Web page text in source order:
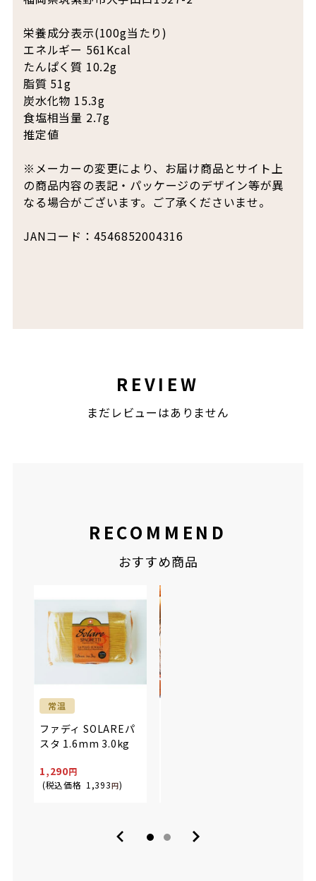
栄養成分表示(100g当たり)
エネルギー 561Kcal
たんぱく質 10.2g
脂質 51g
炭水化物 15.3g
食塩相当量 2.7g
推定値
※メーカーの変更により、お届け商品とサイト上
の商品内容の表記・パッケージのデザイン等が異
なる場合がございます。ご了承くださいませ。
JANコード：4546852004316
REVIEW
まだレビューはありません
RECOMMEND
おすすめ商品
常温
ファディ SOLAREパ
スタ 1.6mm 3.0kg
1,290
(税込価格 1,393円)